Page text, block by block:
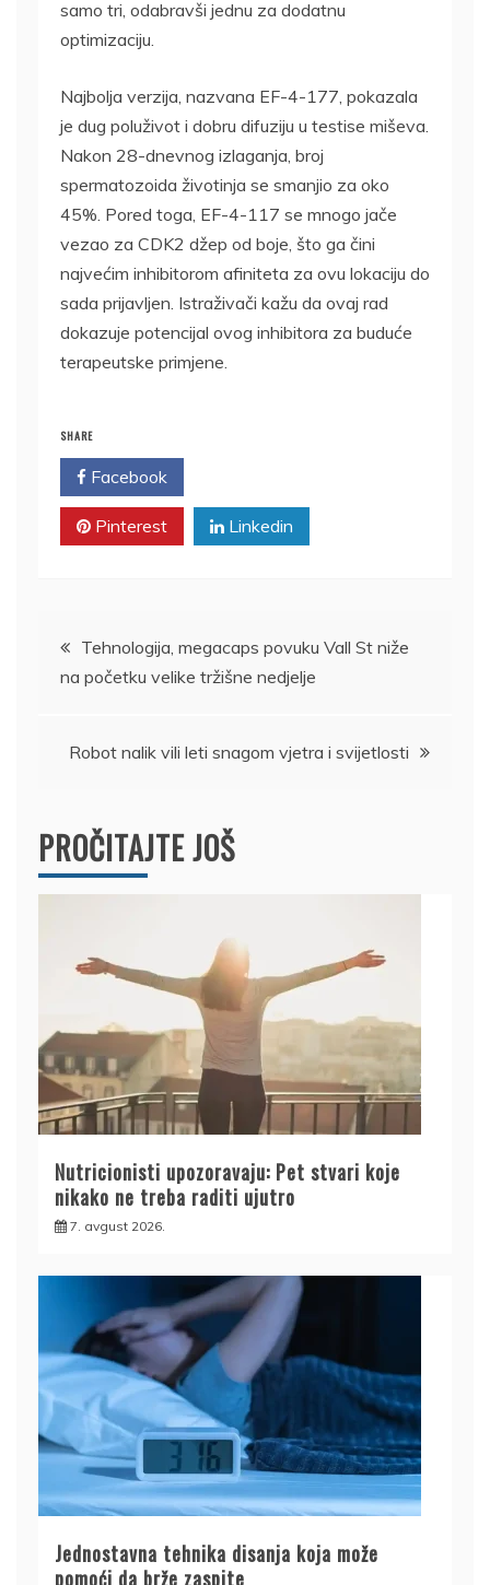
samo tri, odabravši jednu za dodatnu
optimizaciju.
Najbolja verzija, nazvana EF-4-177, pokazala
je dug poluživot i dobru difuziju u testise miševa.
Nakon 28-dnevnog izlaganja, broj
spermatozoida životinja se smanjio za oko
45%. Pored toga, EF-4-117 se mnogo jače
vezao za CDK2 džep od boje, što ga čini
najvećim inhibitorom afiniteta za ovu lokaciju do
sada prijavljen. Istraživači kažu da ovaj rad
dokazuje potencijal ovog inhibitora za buduće
terapeutske primjene.
SHARE
Facebook
Pinterest Linkedin
Kretanje
članka
Tehnologija, megacaps povuku Vall St niže
na početku velike tržišne nedjelje
Robot nalik vili leti snagom vjetra i svijetlosti
PROČITAJTE JOŠ
Nutricionisti upozoravaju: Pet stvari koje
nikako ne treba raditi ujutro
7. avgust 2026.
Jednostavna tehnika disanja koja može
pomoći da brže zaspite